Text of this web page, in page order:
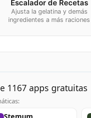
Escalador de Recetas
Ajusta la gelatina y demás
ingredientes a más raciones
1167apps gratuitas